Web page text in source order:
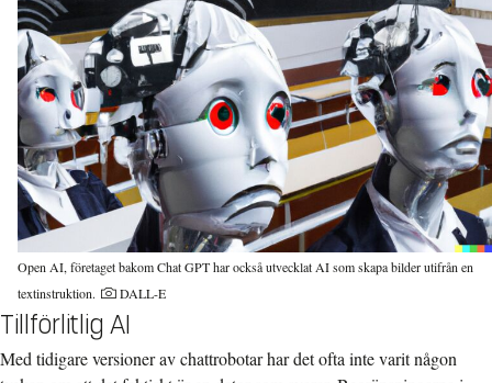
Open AI, företaget bakom Chat GPT har också utvecklat AI som skapa bilder utifrån en
textinstruktion.
DALL-E
Tillförlitlig AI
Med tidigare versioner av chattrobotar har det ofta inte varit någon